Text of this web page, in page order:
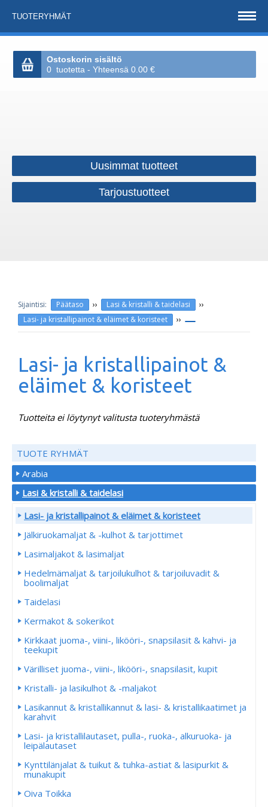
TUOTERYHMÄT
Ostoskorin sisältö
0 tuotetta - Yhteensä 0.00 €
Uusimmat tuotteet
Tarjoustuotteet
Päätaso ›› Lasi & kristalli & taidelasi ››
Lasi- ja kristallipainot & eläimet & koristeet ››
Lasi- ja kristallipainot &
eläimet & koristeet
Tuotteita ei löytynyt valitusta tuoteryhmästä
TUOTE RYHMÄT
Arabia
Lasi & kristalli & taidelasi
Lasi- ja kristallipainot & eläimet & koristeet
Jälkiruokamaljat & -kulhot & tarjottimet
Lasimaljakot & lasimaljat
Hedelmämaljat & tarjoilukulhot & tarjoiluvadit &
boolimaljat
Taidelasi
Kermakot & sokerikot
Kirkkaat juoma-, viini-, likööri-, snapsilasit & kahvi- ja
teekupit
Värilliset juoma-, viini-, likööri-, snapsilasit, kupit
Kristalli- ja lasikulhot & -maljakot
Lasikannut & kristallikannut & lasi- & kristallikaatimet ja
karahvit
Lasi- ja kristallilautaset, pulla-, ruoka-, alkuruoka- ja
leipälautaset
Kynttilänjalat & tuikut & tuhka-astiat & lasipurkit &
munakupit
Oiva Toikka